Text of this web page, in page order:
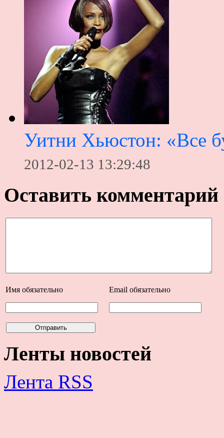
Уитни Хьюстон: «Все
2012-02-13 13:29:48
Оставить комментарий
Имя обязательно Email обязательно
Ленты новостей
Лента RSS